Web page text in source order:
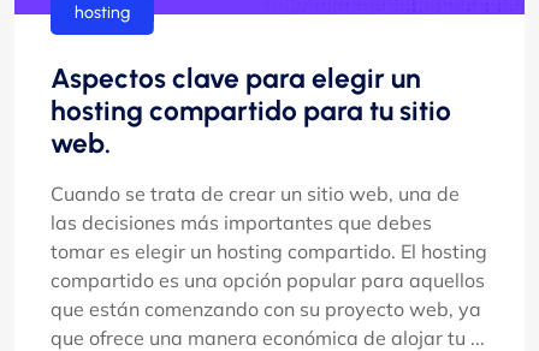
hosting
Aspectos clave para elegir un
hosting compartido para tu sitio
web.
Cuando se trata de crear un sitio web, una de
las decisiones más importantes que debes
tomar es elegir un hosting compartido. El hosting
compartido es una opción popular para aquellos
que están comenzando con su proyecto web, ya
que ofrece una manera económica de alojar tu ...